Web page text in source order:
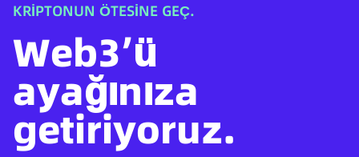
KRİPTONUN ÖTESİNE GEÇ.
Web3’ü
ayağınıza
getiriyoruz.